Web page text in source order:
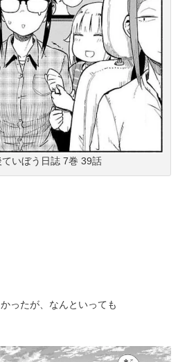
ていぼう日誌 7巻 39話
ったが、なんといっても